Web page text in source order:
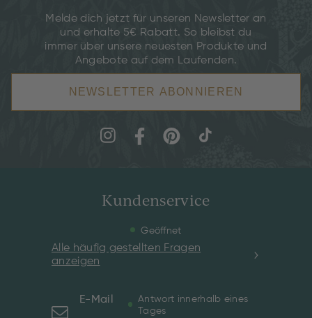
Melde dich jetzt für unseren Newsletter an
und erhalte 5€ Rabatt. So bleibst du
immer über unsere neuesten Produkte und
Angebote auf dem Laufenden.
NEWSLETTER ABONNIEREN
Kundenservice
Geöffnet
Alle häufig gestellten Fragen
anzeigen
E-Mail
Antwort innerhalb eines
Tages